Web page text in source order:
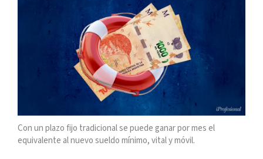
Con un plazo fijo tradicional se puede ganar por mes el
equivalente al nuevo sueldo mínimo, vital y móvil.